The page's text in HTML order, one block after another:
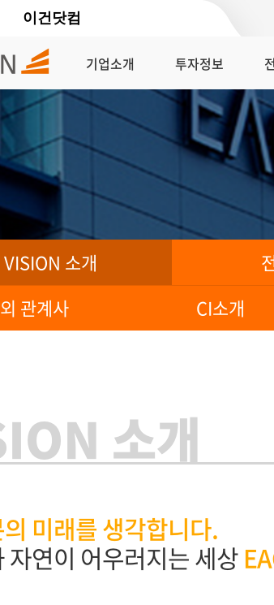
이건닷컴
기업소개 투자정보
VISION 소개
관계사
CI소개
소개
미래를 생각합니다.
자연이 어우러지는 세상